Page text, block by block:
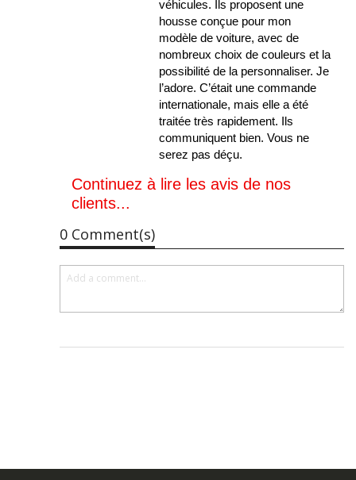
véhicules. Ils proposent une
housse conçue pour mon
modèle de voiture, avec de
nombreux choix de couleurs et la
possibilité de la personnaliser. Je
l’adore. C’était une commande
internationale, mais elle a été
traitée très rapidement. Ils
communiquent bien. Vous ne
serez pas déçu.
Continuez à lire les avis de nos
clients...
0 Comment(s)